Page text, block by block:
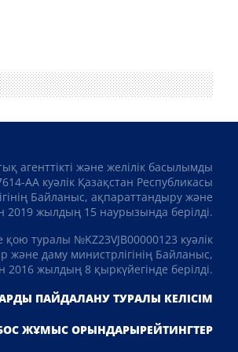
агенттікті және желілік басылымды
АА куәлік Қазақстан Республикасы
Байланыс, ақпараттандыру және
2019 жылдың 15 наурызында берілді.
туралы №KZ23VJB00000123 куәлік
және даму министрлігінің Байланыс,
жылдың 8 қыркүйегінде берілді.
ПАЙДАЛАНУ ТУРАЛЫ КЕЛІСІМ
ЖҰМЫС ОРЫНДАРЫРЕЙТИНГТЕР